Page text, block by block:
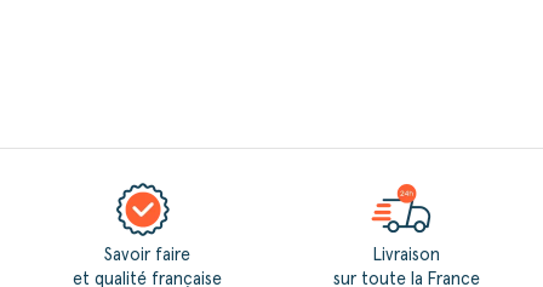
Savoir faire
et qualité française
Livraison
sur toute la France